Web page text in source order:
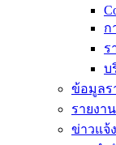
ก
ร
บ
ข้อมูลร
รายงา
ข่าวแจ้